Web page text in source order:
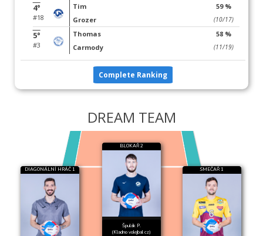
4°
#18
Tim
Grozer
59 %
(10/17)
5°
#3
Thomas
Carmody
58 %
(11/19)
Complete Ranking
DREAM TEAM
DIAGONÁLNÍ HRÁČ 1
BLOKAŘ 2
Špulák P.
(Kladno volejbal cz)
SMEČAŘ 1